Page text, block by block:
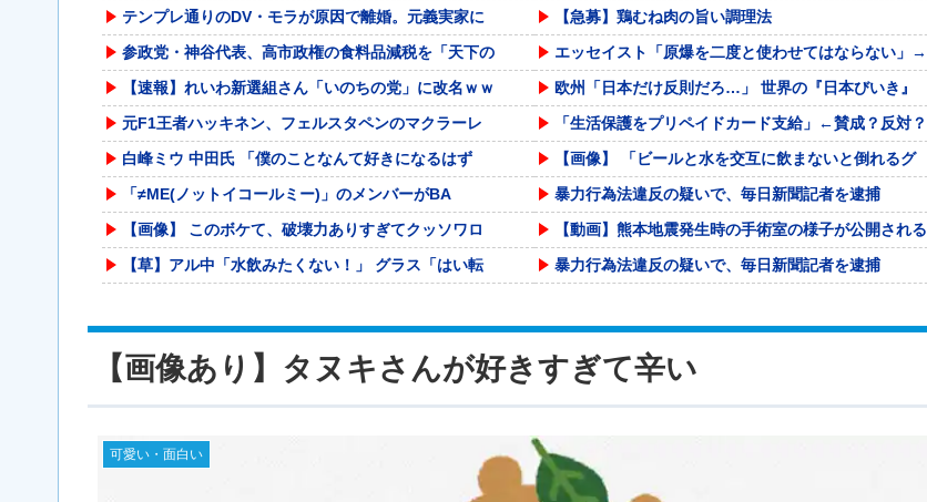
テンプレ通りのDV・モラが原因で離婚。元義実家に
【急募】鶏むね肉の旨い調理法
参政党・神谷代表、高市政権の食料品減税を「天下の
エッセイスト「原爆を二度と使わせてはならない」→
【速報】れいわ新選組さん「いのちの党」に改名ｗｗ
欧州「日本だけ反則だろ…」 世界の『日本びいき』
元F1王者ハッキネン、フェルスタペンのマクラーレ
「生活保護をプリペイドカード支給」←賛成？反対？
白峰ミウ 中田氏 「僕のことなんて好きになるはず
【画像】 「ビールと水を交互に飲まないと倒れるグ
「≠ME(ノットイコールミー)」のメンバーがBA
暴力行為法違反の疑いで、毎日新聞記者を逮捕
【画像】 このボケて、破壊力ありすぎてクッソワロ
【動画】熊本地震発生時の手術室の様子が公開される
【草】アル中「水飲みたくない！」 グラス「はい転
暴力行為法違反の疑いで、毎日新聞記者を逮捕
20代「50年ローンでええやろ」←これマジ？？？
【悲報】前輪が2輪あるバイク
ジャンポケ斉藤の被害女性「バウムクーヘン売ったり
【激走戦隊カーレンジャー】食玩SMP「VRVロボ
【動画】サッカーの試合中の落雷で選手1人が死亡、
リニア大阪延伸「工期示せない」 JR東海社長、名
【熊本地震】共産党・寺本けんた「災害募金に関する
福井県のコメ農家「今年はコメを売ってくれと業者が
【画像あり】タヌキさんが好きすぎて辛い
可愛い・面白い